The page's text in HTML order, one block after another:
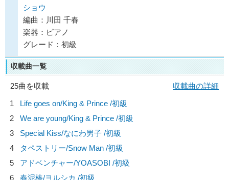
ショウ
編曲：川田 千春
楽器：ピアノ
グレード：初級
収載曲一覧
25曲を収載
収載曲の詳細
1
Life goes on/King & Prince /初級
2
We are young/King & Prince /初級
3
Special Kiss/なにわ男子 /初級
4
タペストリー/Snow Man /初級
5
アドベンチャー/YOASOBI /初級
6
春泥棒/ヨルシカ /初級